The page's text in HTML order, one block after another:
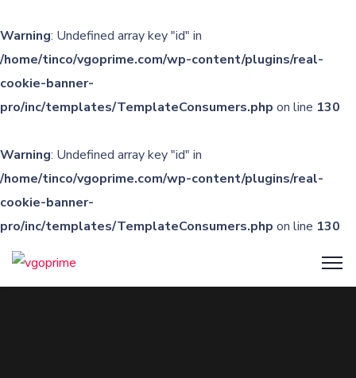
Warning: Undefined array key "id" in
/home/tinco/vgoprime.com/wp-content/plugins/real-
cookie-banner-
pro/inc/templates/TemplateConsumers.php on line 130
Warning: Undefined array key "id" in
/home/tinco/vgoprime.com/wp-content/plugins/real-
cookie-banner-
pro/inc/templates/TemplateConsumers.php on line 130